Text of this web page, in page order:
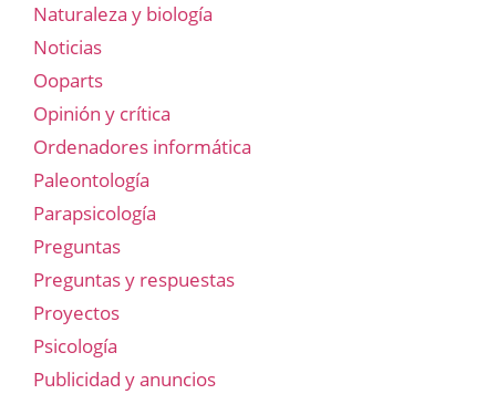
Naturaleza y biología
Noticias
Ooparts
Opinión y crítica
Ordenadores informática
Paleontología
Parapsicología
Preguntas
Preguntas y respuestas
Proyectos
Psicología
Publicidad y anuncios